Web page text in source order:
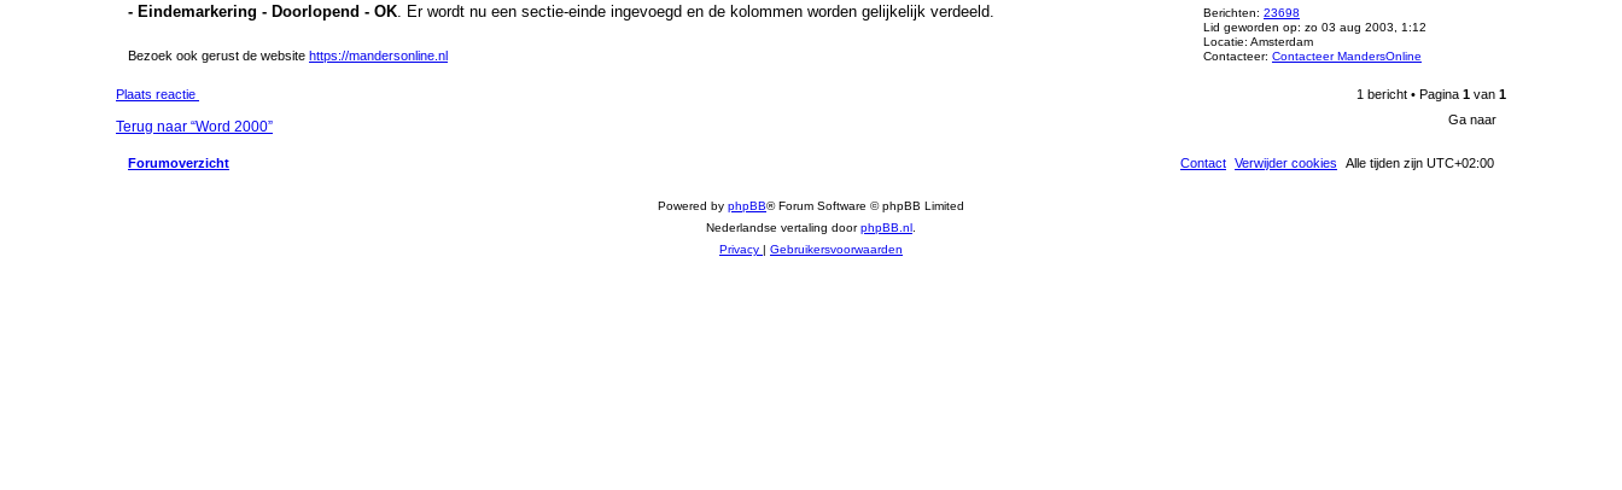
Berichten: 23698
Lid geworden op: zo 03 aug 2003, 1:12
Locatie: Amsterdam
Contacteer: Contacteer MandersOnline
- Eindemarkering - Doorlopend - OK . Er wordt nu een sectie-einde ingevoegd en de kolommen worden gelijkelijk verdeeld.
Bezoek ook gerust de website https://mandersonline.nl
Plaats reactie 1 bericht • Pagina 1 van 1
Terug naar “Word 2000” Ga naar
Forumoverzicht Alle tijden zijn UTC+02:00
Verwijder cookies
Contact
Powered by phpBB® Forum Software © phpBB Limited
Nederlandse vertaling doorphpBB.nl
Privacy | Gebruikersvoorwaarden